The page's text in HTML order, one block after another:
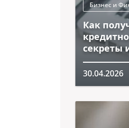
Бизнес и
Как
секреты
30.04.2026